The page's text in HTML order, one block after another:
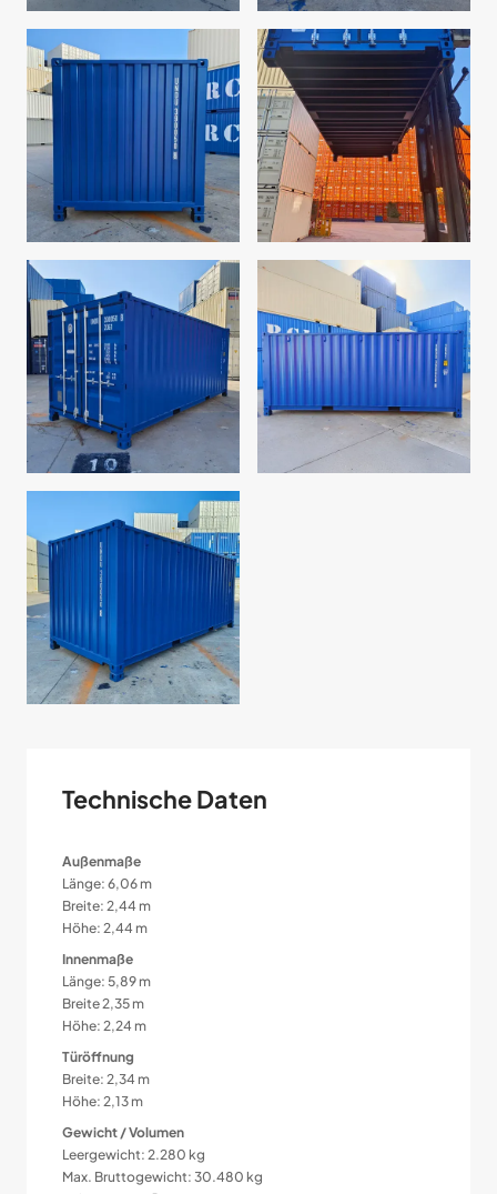
Technische Daten
Außenmaße
Länge: 6,06 m
Breite: 2,44 m
Höhe: 2,44 m
Innenmaße
Länge: 5,89 m
Breite 2,35 m
Höhe: 2,24 m
Türöffnung
Breite: 2,34 m
Höhe: 2,13 m
Gewicht / Volumen
Leergewicht: 2.280 kg
Max. Bruttogewicht: 30.480 kg